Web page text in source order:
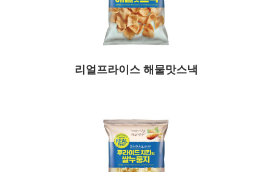
리얼프라이스 해물맛스낵